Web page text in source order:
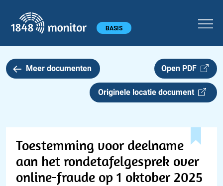
Hoofdmenu BASIS
Meer documenten Open PDF
Originele locatie document
Toestemming voor deelname
aan het rondetafelgesprek over
online-fraude op 1 oktober 2025